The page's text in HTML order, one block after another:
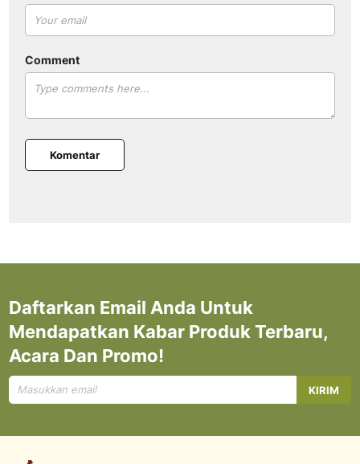
Comment
Komentar
Daftarkan Email Anda Untuk
Mendapatkan Kabar Produk Terbaru,
Acara Dan Promo!
Mendaftar
untuk
KIRIM